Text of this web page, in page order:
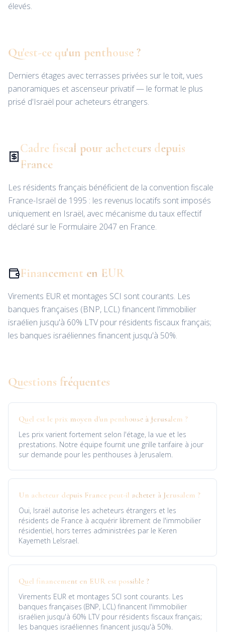
élevés.
Qu'est-ce qu'un penthouse ?
Derniers étages avec terrasses privées sur le toit, vues
panoramiques et ascenseur privatif — le format le plus
prisé d'Israël pour acheteurs étrangers.
Cadre fiscal pour acheteurs depuis
France
Les résidents français bénéficient de la convention fiscale
France-Israël de 1995 : les revenus locatifs sont imposés
uniquement en Israël, avec mécanisme du taux effectif
déclaré sur le Formulaire 2047 en France.
Financement en EUR
Virements EUR et montages SCI sont courants. Les
banques françaises (BNP, LCL) financent l'immobilier
israélien jusqu'à 60% LTV pour résidents fiscaux français;
les banques israéliennes financent jusqu'à 50%.
Questions fréquentes
Quel est le prix moyen d'un penthouse à Jerusalem ?
Les prix varient fortement selon l'étage, la vue et les
prestations. Notre équipe fournit une grille tarifaire à jour
sur demande pour les penthouses à Jerusalem.
Un acheteur depuis France peut-il acheter à Jerusalem ?
Oui, Israël autorise les acheteurs étrangers et les
résidents de France à acquérir librement de l'immobilier
résidentiel, hors terres administrées par le Keren
Kayemeth LeIsrael.
Quel financement en EUR est possible ?
Virements EUR et montages SCI sont courants. Les
banques françaises (BNP, LCL) financent l'immobilier
israélien jusqu'à 60% LTV pour résidents fiscaux français;
les banques israéliennes financent jusqu'à 50%.